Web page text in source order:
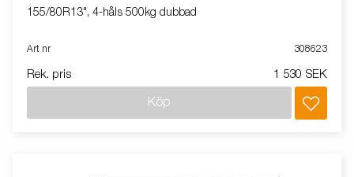
155/80R13", 4-håls 500kg dubbad
Art nr 308623
Rek. pris 1 530 SEK
Köp